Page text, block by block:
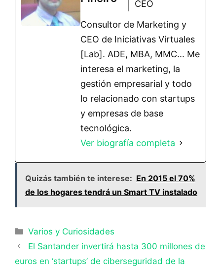
CEO
Consultor de Marketing y
CEO de Iniciativas Virtuales
[Lab]. ADE, MBA, MMC... Me
interesa el marketing, la
gestión empresarial y todo
lo relacionado con startups
y empresas de base
tecnológica.
Ver biografía completa
Quizás también te interese: En 2015 el 70%
de los hogares tendrá un Smart TV instalado
Categorías
Varios y Curiosidades
El Santander invertirá hasta 300 millones de
euros en ‘startups’ de ciberseguridad de la